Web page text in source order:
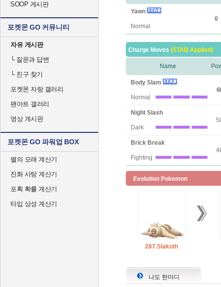
SOOP 게시판
포켓몬 GO 커뮤니티
자유 게시판
└질문과 답변
└친구 찾기
포켓몬 자랑 갤러리
팬아트 갤러리
영상 게시판
포켓몬 GO 파워업 BOX
별의 모래 계산기
진화 사탕 계산기
포획 확률 계산기
타입 상성 계산기
Yawn
Normal
0
Charge Moves (STAB Applied)
Name
Body Slam
Normal
Night Slash
Dark
Brick Break
Fighting
Evolution Pokemon
287.Slakoth
나도 한마디